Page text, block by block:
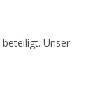
beteiligt. Unser